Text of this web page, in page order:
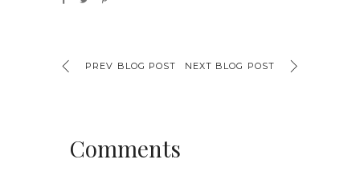
PREV BLOG POST NEXT BLOG POST
Comments